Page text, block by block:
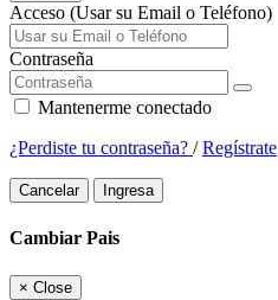
Acceso (Usar su Email o Teléfono)
Contraseña
Mantenerme conectado
¿Perdiste tu contraseña? /Regístrate
Cancelar Ingresa
Cambiar Pais
× Close